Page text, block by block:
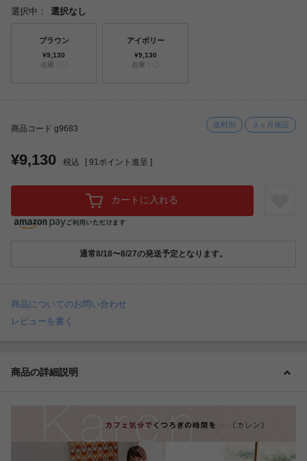
選択中： 選択なし
ブラウン
¥9,130
在庫：〇
アイボリー
¥9,130
在庫：〇
商品コード g9683 送料別 ３ヶ月保証
¥9,130 税込 [ 91 ポイント進呈 ]
カートに入れる
通常8/18〜8/27の発送予定となります。
商品についてのお問い合わせ
レビューを書く
商品の詳細説明